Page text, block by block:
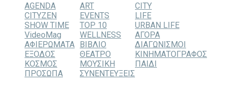
AGENDA ART
CITY
CITYZEN
EVENTS
LIFE
SHOW TIME
TOP 10
URBAN LIFE
VideoMag
WELLNESS
ΑΓΟΡΑ
ΑΦΙΕΡΩΜΑΤΑ ΒΙΒΛΙΟ
ΔΙΑΓΩΝΙΣΜΟΙ
ΕΞΟΔΟΣ
ΘΕΑΤΡΟ
ΚΙΝΗΜΑΤΟΓΡΑΦΟΣ
ΚΟΣΜΟΣ
ΜΟΥΣΙΚΗ
ΠΑΙΔΙ
ΠΡΟΣΩΠΑ
ΣΥΝΕΝΤΕΥΞΕΙΣ